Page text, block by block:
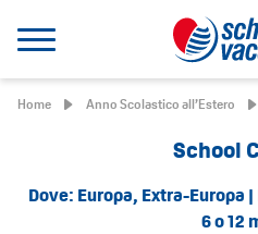
Home Anno Scolastico all’Estero
School
Dove: Europa, Extra-Europa
6 o 12